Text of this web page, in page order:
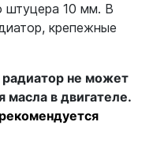
штуцера 10 мм. В
крепежные
не может
масла в двигателе.